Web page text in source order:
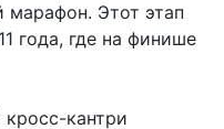
Этот этап
года, где на финише
кантри